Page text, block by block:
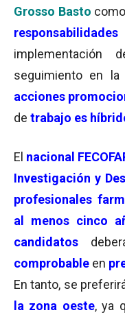
Grosso Basto
responsabilidades
implementación
seguimiento en la
acciones
de trabajo es
El nacional
Investigación y
profesionales
al menos cinco
candidatos
comprobable en
En tanto, se
la zona oeste, ya